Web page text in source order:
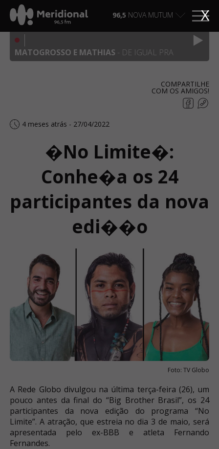
X
96,5 NOVA MUTUM
MATOGROSSO E MATHIAS - DE IGUAL PRA
IGUAL, FRENTE A FRENTE
COMPARTILHE
COM OS AMIGOS!
4 meses atrás - 27/04/2022
�No Limite�:
Conhe�a os 24
participantes da nova
edi��o
Foto: TV Globo
A Rede Globo divulgou na última terça-feira (26), um
pouco antes da final do “Big Brother Brasil”, os 24
participantes da nova edição do programa “No
Limite”. A atração, que estreia no dia 3 de maio, será
apresentada pelo ex-BBB e atleta Fernando
Fernandes.